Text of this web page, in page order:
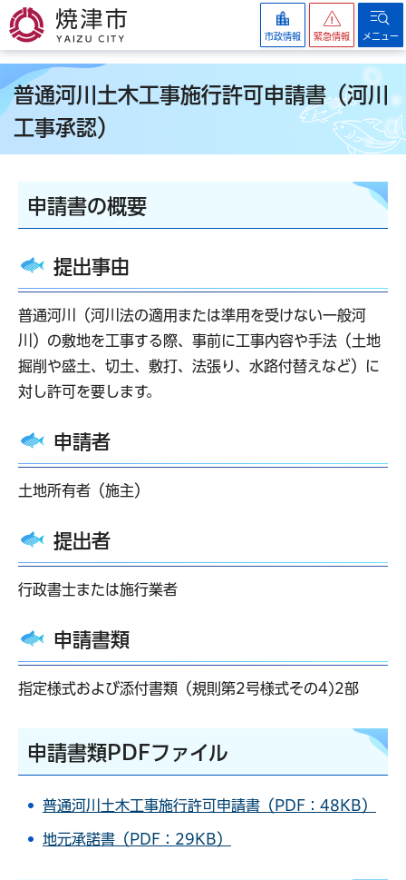
焼津市
市政情報 緊急情報 メニュー
普通河川土木工事施行許可申請書（河川
工事承認）
申請書の概要
提出事由
普通河川（河川法の適用または準用を受けない一般河
川）の敷地を工事する際、事前に工事内容や手法（土地
掘削や盛土、切土、敷打、法張り、水路付替えなど）に
対し許可を要します。
申請者
土地所有者（施主）
提出者
行政書士または施行業者
申請書類
指定様式および添付書類（規則第2号様式その4)2部
申請書類PDFファイル
普通河川土木工事施行許可申請書（PDF：48KB）
地元承諾書（PDF：29KB）